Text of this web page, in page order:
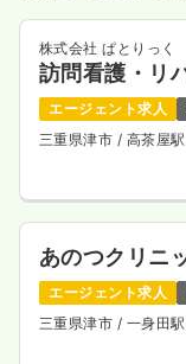
株式会社 ぱとりっく
訪問看護・リ
エージェント求人
三重県津市 / 高茶屋
あのつクリニ
エージェント求人
三重県津市 / 一身田